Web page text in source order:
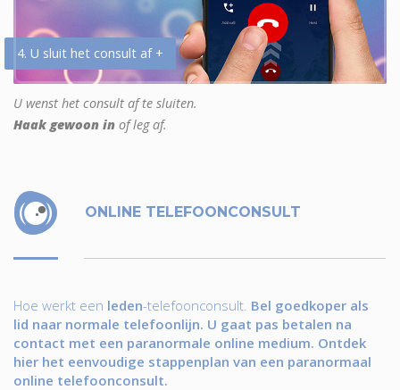
4. U sluit het consult af +
U wenst het consult af te sluiten.
Haak gewoon in of leg af.
ONLINE TELEFOONCONSULT
Hoe werkt een leden-telefoonconsult. Bel goedkoper als
lid naar normale telefoonlijn. U gaat pas betalen na
contact met een paranormale online medium. Ontdek
hier het eenvoudige stappenplan van een paranormaal
online telefoonconsult.